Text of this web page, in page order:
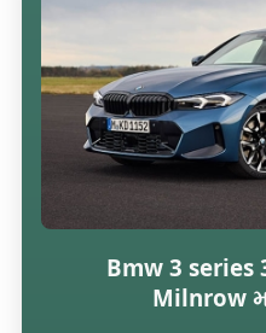
Bmw 3 series
Milnrow